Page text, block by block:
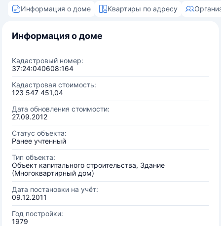
Информация о доме Квартиры по адресу
Информация о доме
Кадастровый номер:
37:24:040608:164
Кадастровая стоимость:
123 547 451,04
Дата обновления стоимости:
27.09.2012
Статус объекта:
Ранее учтенный
Тип объекта:
Объект капитального строительства, Здание
(Многоквартирный дом)
Дата постановки на учёт:
09.12.2011
Год постройки:
1979